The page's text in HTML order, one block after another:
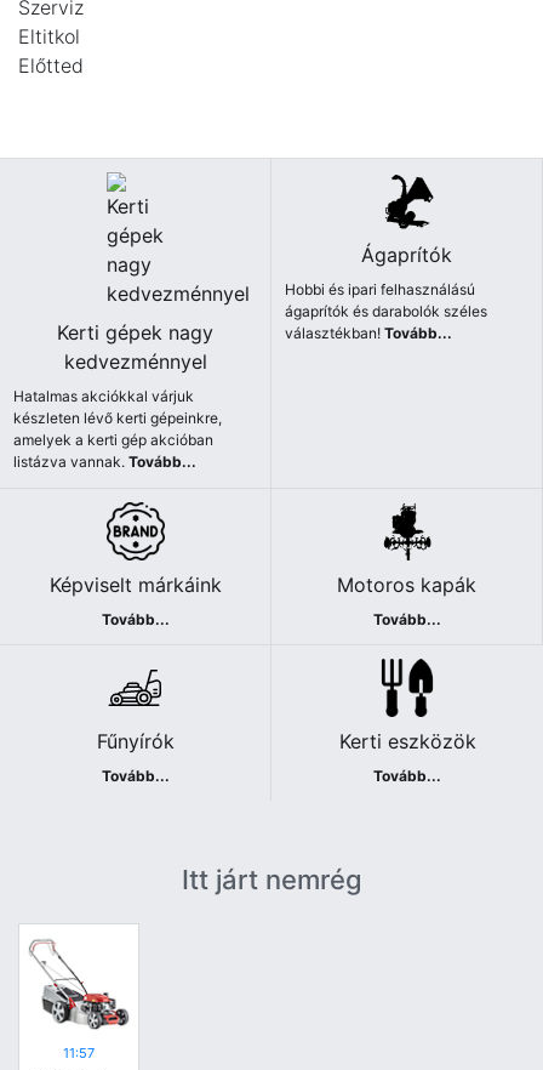
Kerti gépek nagy
kedvezménnyel
Hatalmas akciókkal várjuk
készleten lévő kerti gépeinkre,
amelyek a kerti gép akcióban
listázva vannak.Tovább...
Ágaprítók
Hobbi és ipari felhasználású
ágaprítók és darabolók széles
választékban!Tovább...
Képviselt márkáink
Tovább...
Motoros kapák
Tovább...
Fűnyírók
Tovább...
Kerti eszközök
Tovább...
Itt járt nemrég
11:57